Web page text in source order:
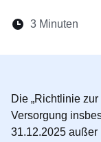
Lesedauer:
3 Minuten
Die „Richtlinie
Versorgung
31.12.2025 außer